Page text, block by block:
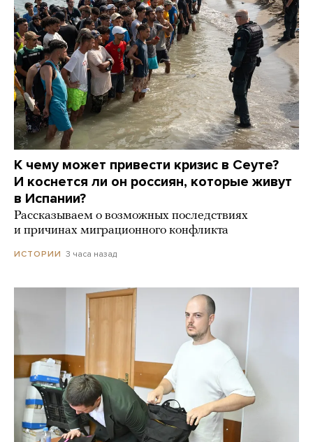
К чему может привести кризис в Сеуте?
И коснется ли он россиян, которые живут
в Испании?
Рассказываем о возможных последствиях
и причинах миграционного конфликта
ИСТОРИИ 3 часа назад